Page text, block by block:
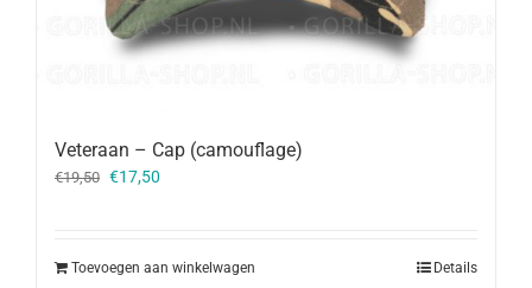
Veteraan – Cap (camouflage)
€19,50 Oorspronkelijke
€17,50
Toevoegen aan winkelwagen Details